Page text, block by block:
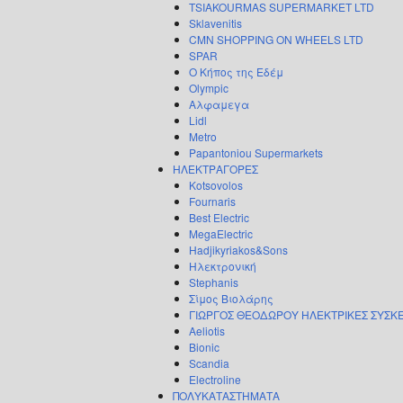
TSIAKOURMAS SUPERMARKET LTD
Sklavenitis
CMN SHOPPING ON WHEELS LTD
SPAR
Ο Κήπος της Εδέμ
Olympic
Αλφαμεγα
Lidl
Metro
Papantoniou Supermarkets
ΗΛΕΚΤΡΑΓΟΡΕΣ
Kotsovolos
Fournaris
Best Electric
MegaElectric
Hadjikyriakos&Sons
Ηλεκτρονική
Stephanis
Σίμος Βιολάρης
ΓΙΩΡΓΟΣ ΘΕΟΔΩΡΟΥ ΗΛΕΚΤΡΙΚΕΣ
Aeliotis
Bionic
Scandia
Electroline
ΠΟΛΥΚΑΤΑΣΤΗΜΑΤΑ